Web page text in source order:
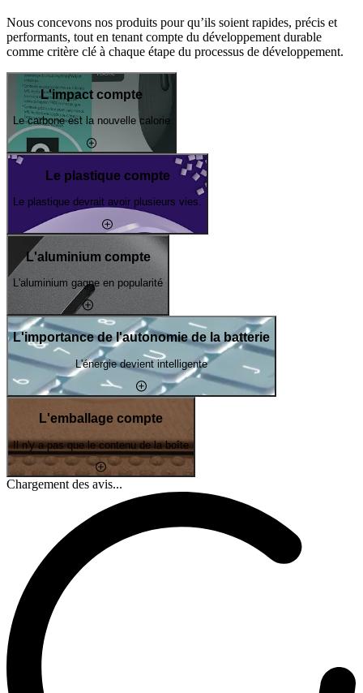
Nous concevons nos produits pour qu’ils soient rapides, précis et
performants, tout en tenant compte du développement durable
comme critère clé à chaque étape du processus de développement.
L'impact compte
Le carbone est la nouvelle calorie
Le plastique compte
Le plastique devrait avoir plusieurs vies.
L'aluminium compte
L'aluminium gagne en popularité
L'importance de l'autonomie de la batterie
L'énergie devient intelligente
L'emballage compte
Il n'y a pas que le contenu de la boîte
Chargement des avis...